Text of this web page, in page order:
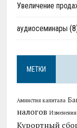
Увеличение
аудиосеминары
МЕТКИ
Амнистия капитала
налогов
Курортный